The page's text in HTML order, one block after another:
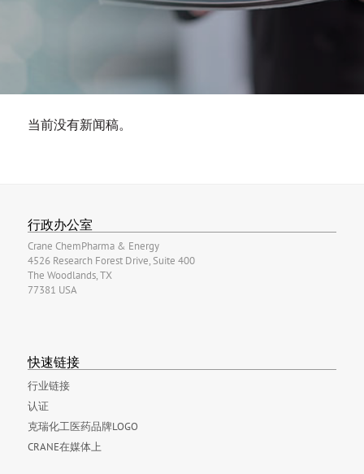
当前没有新闻稿。
行政办公室
Crane ChemPharma & Energy
4526 Research Forest Drive, Suite 400
The Woodlands, TX
77381 USA
快速链接
行业链接
认证
克瑞化工医药品牌LOGO
CRANE在媒体上